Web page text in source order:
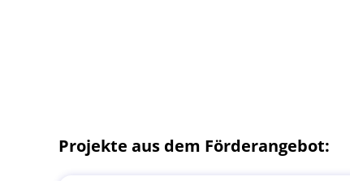
Projekte aus dem Förderangebot: